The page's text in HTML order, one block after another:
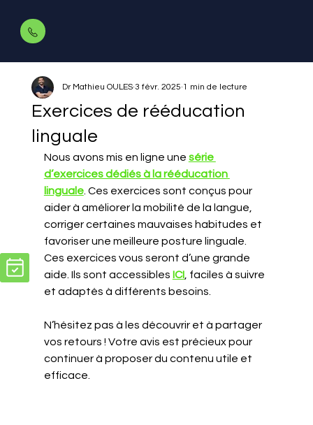
Exercices de rééducation
linguale
Dr Mathieu OULES 3 févr. 2025 1 min de lecture
Nous avons mis en ligne une série
d’exercices dédiés à la rééducation
linguale. Ces exercices sont conçus pour
aider à améliorer la mobilité de la langue,
corriger certaines mauvaises habitudes et
favoriser une meilleure posture linguale.
Ces exercices vous seront d’une grande
aide. Ils sont accessibles ICI, faciles à suivre
et adaptés à différents besoins.
N’hésitez pas à les découvrir et à partager
vos retours ! Votre avis est précieux pour
continuer à proposer du contenu utile et
efficace.